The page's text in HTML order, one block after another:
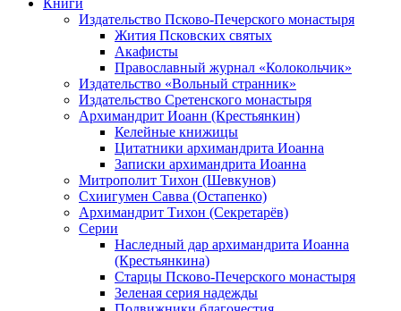
Книги
Издательство Псково-Печерского монастыря
Жития Псковских святых
Акафисты
Православный журнал «Колокольчик»
Издательство «Вольный странник»
Издательство Сретенского монастыря
Архимандрит Иоанн (Крестьянкин)
Келейные книжицы
Цитатники архимандрита Иоанна
Записки архимандрита Иоанна
Митрополит Тихон (Шевкунов)
Схиигумен Савва (Остапенко)
Архимандрит Тихон (Секретарёв)
Серии
Наследный дар архимандрита Иоанна
(Крестьянкина)
Старцы Псково-Печерского монастыря
Зеленая серия надежды